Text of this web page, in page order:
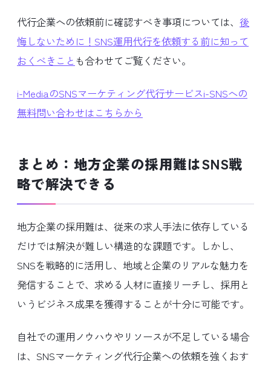
代行企業への依頼前に確認すべき事項については、 後
悔しないために！SNS運用代行を依頼する前に知って
おくべきこと も合わせてご覧ください。
i-MediaのSNSマーケティング代行サービスi-SNSへの
無料問い合わせはこちらから
まとめ：地方企業の採用難はSNS戦
略で解決できる
地方企業の採用難は、従来の求人手法に依存している
だけでは解決が難しい構造的な課題です。しかし、
SNSを戦略的に活用し、地域と企業のリアルな魅力を
発信することで、求める人材に直接リーチし、採用と
いうビジネス成果を獲得することが十分に可能です。
自社での運用ノウハウやリソースが不足している場合
は、SNSマーケティング代行企業への依頼を強くおす